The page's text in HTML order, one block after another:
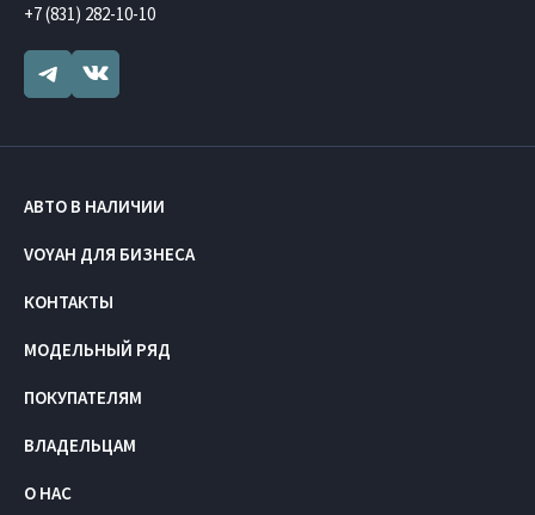
+7 (831) 282-10-10
АВТО В НАЛИЧИИ
VOYAH ДЛЯ БИЗНЕСА
КОНТАКТЫ
МОДЕЛЬНЫЙ РЯД
ПОКУПАТЕЛЯМ
ВЛАДЕЛЬЦАМ
О НАС